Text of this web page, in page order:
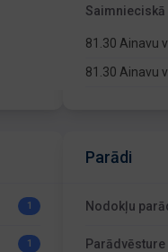
Saimnieciskā
81.30 Ainavu
81.30 Ainavu
1
1
Parādi
Nodokļu
Parādvēsture